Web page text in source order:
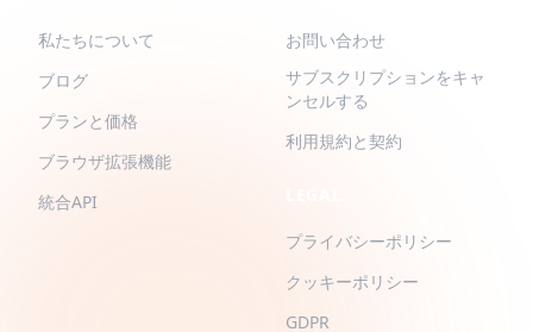
私たちについて
ブログ
プランと価格
ブラウザ拡張機能
統合API
お問い合わせ
サブスクリプションをキャ
ンセルする
利用規約と契約
プライバシーポリシー
クッキーポリシー
GDPR